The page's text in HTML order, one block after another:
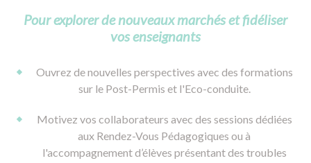
Pour explorer de nouveaux marchés et fidéliser
vos enseignants
Ouvrez de nouvelles perspectives avec des formations
sur le Post-Permis et l'Eco-conduite.
Motivez vos collaborateurs avec des sessions dédiées
aux Rendez-Vous Pédagogiques ou à
l'accompagnement d’élèves présentant des troubles